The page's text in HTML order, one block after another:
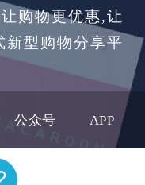
购物更优惠,让
新型购物分享平
公众号 APP